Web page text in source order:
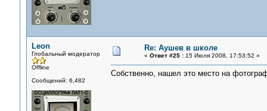
Leon
Глобальный модератор
Offline
Сообщений: 6,482
Re: Аушев в школе
« Ответ #25 :15 Июля 2008, 17:53:52 »
Собственно, нашел это место на